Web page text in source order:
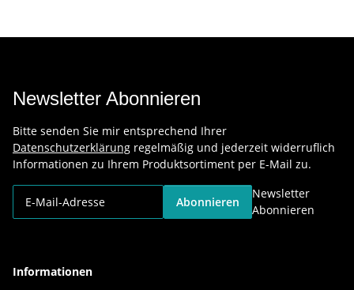
Newsletter Abonnieren
Bitte senden Sie mir entsprechend Ihrer
Datenschutzerklärung regelmäßig und jederzeit widerruflich
Informationen zu Ihrem Produktsortiment per E-Mail zu.
Abonnieren
Newsletter
Abonnieren
Informationen